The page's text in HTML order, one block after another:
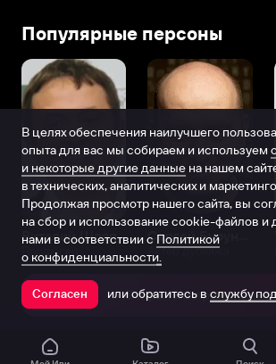
Популярные персоны
Виталий Шляппо
Продюсер Актёр дубляжа
Открыть в приложении
В целях обеспечения наилучшего
опыта для вас мы собираем и используем
и некоторые другие данные на нашем
в технических, аналитических и
Продолжая просмотр нашего сайта, вы
на сбор и использование cookie-файлов и
нами в соответствии с Политикой
о конфиденциальности.
Согласен или обратитесь в службу